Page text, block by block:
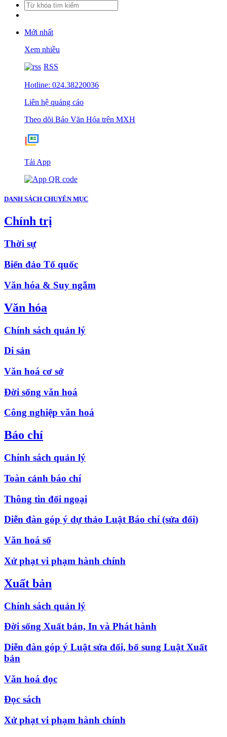
Mới nhất
Xem nhiều
RSS
Hotline: 024.38220036
Liên hệ quảng cáo
Theo dõi Báo Văn Hóa trên MXH
Tải App
DANH SÁCH CHUYÊN MỤC
Chính trị
Thời sự
Biển đảo Tổ quốc
Văn hóa & Suy ngẫm
Văn hóa
Chính sách quản lý
Di sản
Văn hoá cơ sở
Đời sống văn hoá
Công nghiệp văn hoá
Báo chí
Chính sách quản lý
Toàn cảnh báo chí
Thông tin đối ngoại
Diễn đàn góp ý dự thảo Luật Báo chí (sửa đổi)
Văn hoá số
Xử phạt vi phạm hành chính
Xuất bản
Chính sách quản lý
Đời sống Xuất bản, In và Phát hành
Diễn đàn góp ý Luật sửa đổi, bổ sung Luật Xuất
bản
Văn hoá đọc
Đọc sách
Xử phạt vi phạm hành chính